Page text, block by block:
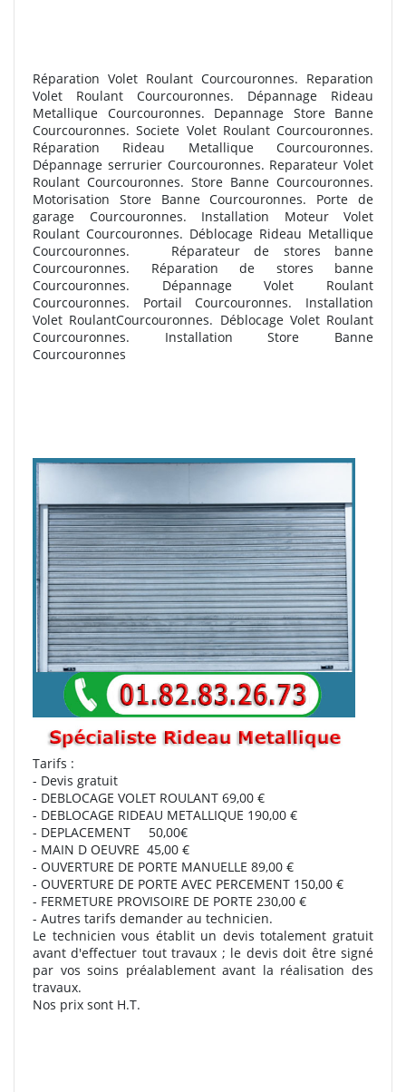
Réparation Volet Roulant Courcouronnes. Reparation
Volet Roulant Courcouronnes. Dépannage Rideau
Metallique Courcouronnes. Depannage Store Banne
Courcouronnes. Societe Volet Roulant Courcouronnes.
Réparation Rideau Metallique Courcouronnes.
Dépannage serrurier Courcouronnes. Reparateur Volet
Roulant Courcouronnes. Store Banne Courcouronnes.
Motorisation Store Banne Courcouronnes. Porte de
garage Courcouronnes. Installation Moteur Volet
Roulant Courcouronnes. Déblocage Rideau Metallique
Courcouronnes. Réparateur de stores banne
Courcouronnes. Réparation de stores banne
Courcouronnes. Dépannage Volet Roulant
Courcouronnes. Portail Courcouronnes. Installation
Volet RoulantCourcouronnes. Déblocage Volet Roulant
Courcouronnes. Installation Store Banne
Courcouronnes
Tarifs :
- Devis gratuit
- DEBLOCAGE VOLET ROULANT 69,00 €
- DEBLOCAGE RIDEAU METALLIQUE 190,00 €
- DEPLACEMENT 50,00€
- MAIN D OEUVRE 45,00 €
- OUVERTURE DE PORTE MANUELLE 89,00 €
- OUVERTURE DE PORTE AVEC PERCEMENT 150,00 €
- FERMETURE PROVISOIRE DE PORTE 230,00 €
- Autres tarifs demander au technicien.
Le technicien vous établit un devis totalement gratuit
avant d'effectuer tout travaux ; le devis doit être signé
par vos soins préalablement avant la réalisation des
travaux.
Nos prix sont H.T.